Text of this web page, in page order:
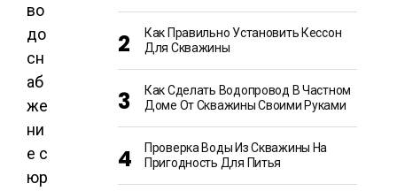
во
до
сн
аб
же
ни
е с
юр
Как Правильно Установить Кессон
Для Скважины
Как Сделать Водопровод В Частном
Доме От Скважины Своими Руками
Проверка Воды Из Скважины На
Пригодность Для Питья